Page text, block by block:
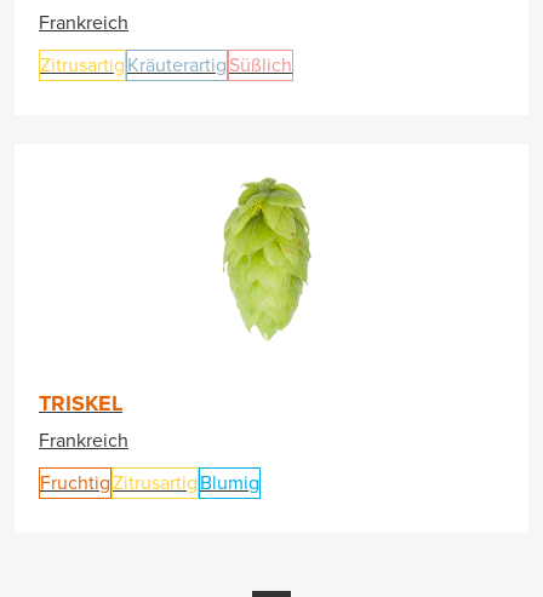
Frankreich
Zitrusartig Kräuterartig Süßlich
TRISKEL
Frankreich
FruchtigZitrusartig Blumig